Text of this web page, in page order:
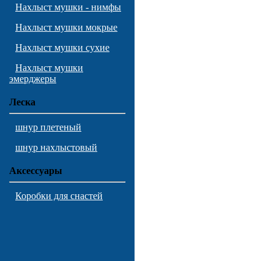
Нахлыст мушки - нимфы
Нахлыст мушки мокрые
Нахлыст мушки сухие
Нахлыст мушки
эмерджеры
Леска
шнур плетеный
шнур нахлыстовый
Аксессуары
Коробки для снастей